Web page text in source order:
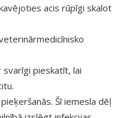
acis rūpīgi skalot
pieskatīt, lai
Šī iemesla dēļ